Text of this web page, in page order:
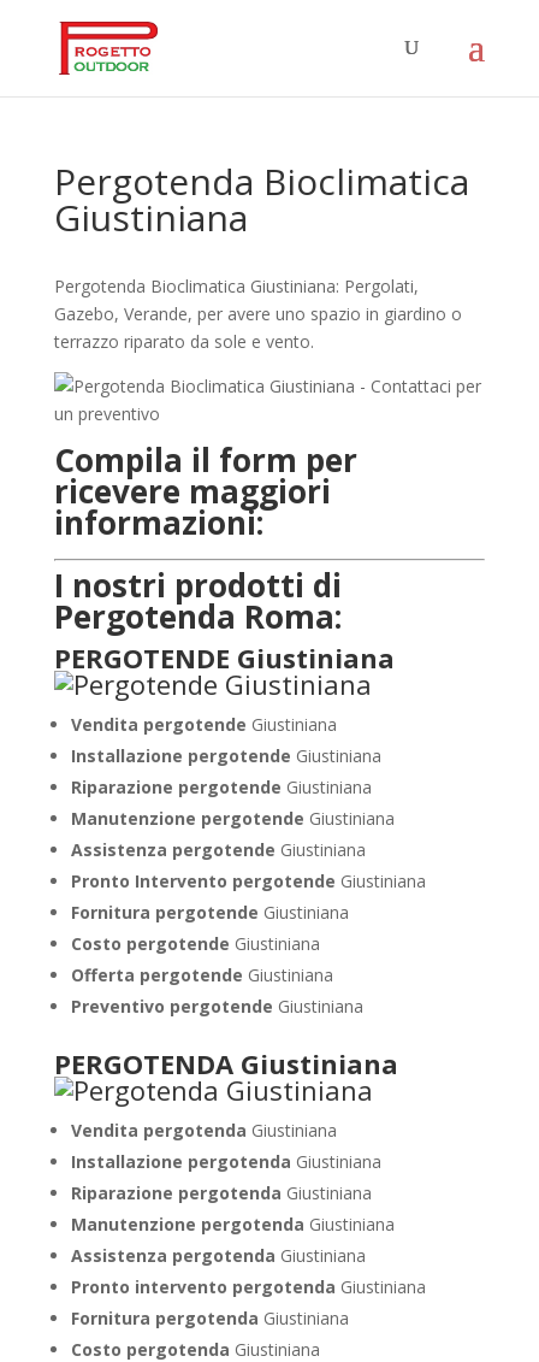
Pergotenda Bioclimatica
Giustiniana
Pergotenda Bioclimatica Giustiniana: Pergolati,
Gazebo, Verande, per avere uno spazio in giardino o
terrazzo riparato da sole e vento.
Compila il form per
ricevere maggiori
informazioni:
I nostri prodotti di
Pergotenda Roma:
PERGOTENDE Giustiniana
Vendita pergotende Giustiniana
Installazione pergotende Giustiniana
Riparazione pergotende Giustiniana
Manutenzione pergotende Giustiniana
Assistenza pergotende Giustiniana
Pronto Intervento pergotende Giustiniana
Fornitura pergotende Giustiniana
Costo pergotende Giustiniana
Offerta pergotende Giustiniana
Preventivo pergotende Giustiniana
PERGOTENDA Giustiniana
Vendita pergotenda Giustiniana
Installazione pergotenda Giustiniana
Riparazione pergotenda Giustiniana
Manutenzione pergotenda Giustiniana
Assistenza pergotenda Giustiniana
Pronto intervento pergotenda Giustiniana
Fornitura pergotenda Giustiniana
Costo pergotenda Giustiniana